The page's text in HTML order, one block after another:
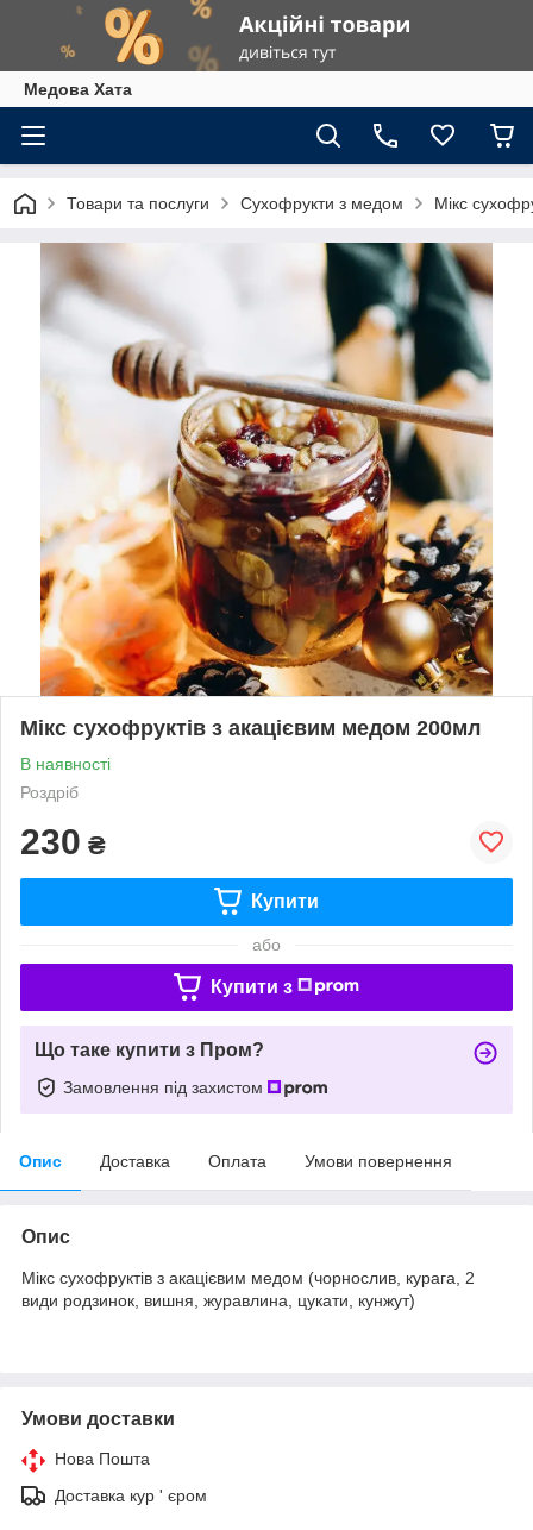
Медова Хата
Товари та послуги Сухофрукти з медом Мікс
Мікс сухофруктів з акацієвим медом 200мл
В наявності
Роздріб
230 ₴
Купити
або
Купити з
Що таке купити з Пром?
Замовлення під захистом
Опис Доставка Оплата Умови повернення
Опис
Мікс сухофруктів з акацієвим медом (чорнослив, курага, 2
види родзинок, вишня, журавлина, цукати, кунжут)
Умови доставки
Нова Пошта
Доставка кур ' єром